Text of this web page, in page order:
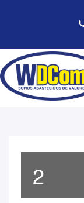
2